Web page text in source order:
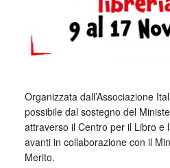
Organizzata dall’Associazione
possibile dal sostegno del
attraverso il Centro per il Libro e
avanti in collaborazione con il
Merito.